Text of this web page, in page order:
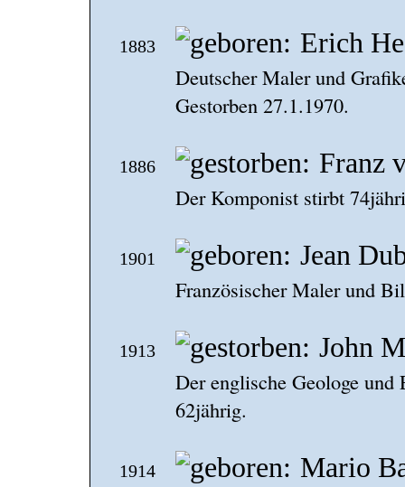
1883 Erich
Deutscher Maler und
Gestorben 27.1.1970.
1886 Franz
Der Komponist stirbt
1901 Jean
Französischer Maler und
1913 John
Der englische Geologe und
62jährig.
1914 Mario